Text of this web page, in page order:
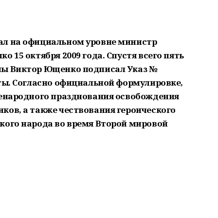
на официальном уровне министр
15 октября2009 года. Спустя всего пять
Виктор Ющенко подписал Указ №
Согласно официальной формулировке,
празднования освобождения
а также чествования героического
народа во время Второй мировой